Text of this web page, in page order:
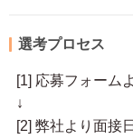
選考プロセス
[1] 応募フォーム
↓
[2] 弊社より面接